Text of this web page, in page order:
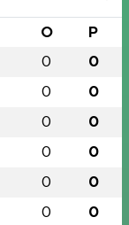
O P
0 0
0 0
0 0
0 0
0 0
0 0